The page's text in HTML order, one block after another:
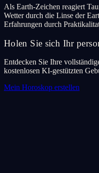
Als Earth-Zeichen reagiert
Wetter durch die Linse der
Erfahrungen durch
Holen Sie sich Ihr
Entdecken Sie Ihre
kostenlosen KI-gestützten
Mein Horoskop erstellen